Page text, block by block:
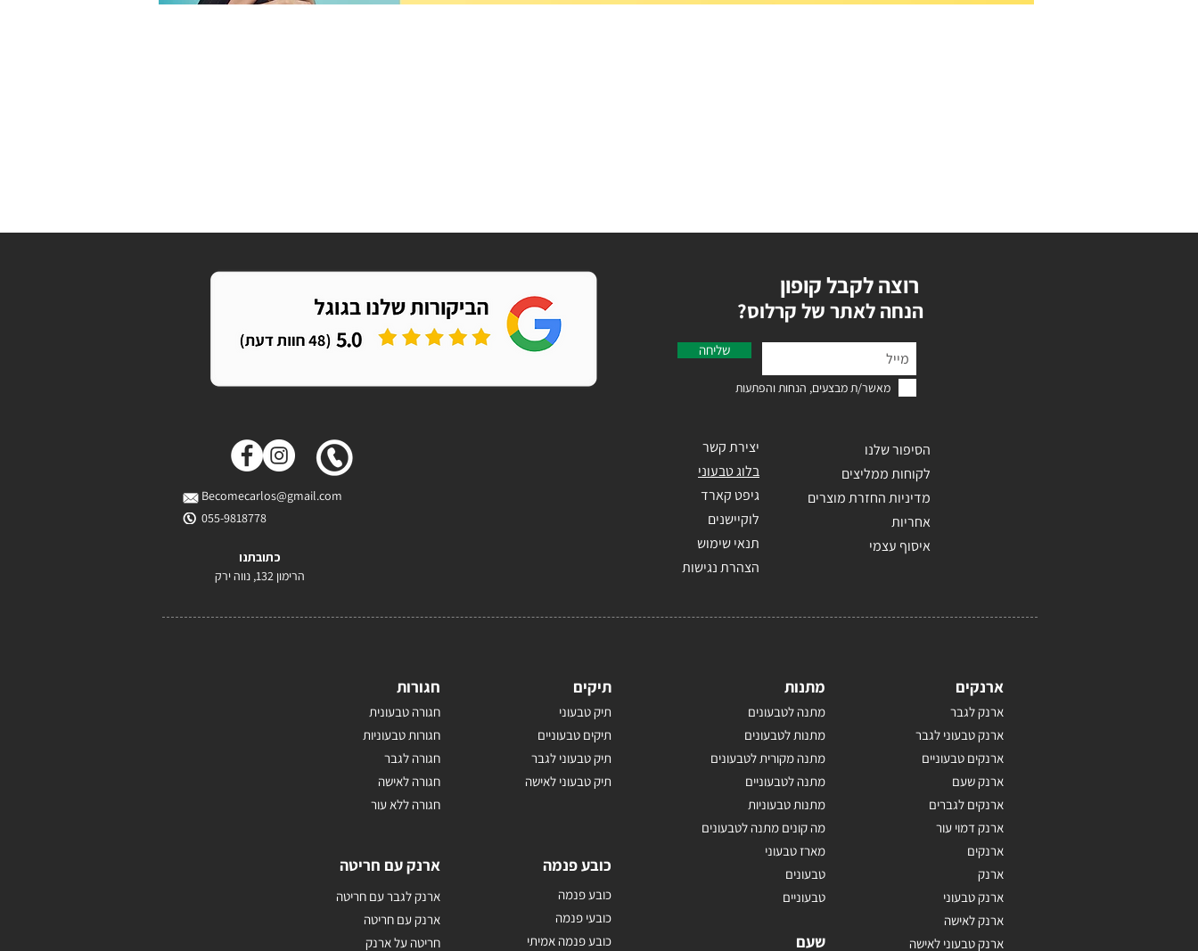
Becomecarlos@gmail.com
055-9818778
כתובתנו
הרימון 132, נווה ירק
רוצה לקבל קופון
?הנחה לאתר של קרלוס
שליחה
מאשר/ת מבצעים, הנחות והפתעות
יצירת קשר
בלוג טבעוני
גיפט קארד
לוקיישנים
תנאי שימוש
הצהרת נגישות
הסיפור שלנו
לקוחות ממליצים
מדיניות החזרת מוצרים
אחריות
איסוף עצמי
חגורות
חגורה טבעונית
חגורות טבעוניות
חגורה לגבר
חגורה לאישה
חגורה ללא עור
תיקים
תיק טבעוני
תיקים טבעוניים
תיק טבעוני לגבר
תיק טבעוני לאישה
ארנק עם חריטה
ארנק לגבר עם חריטה
ארנק עם חריטה
חריטה על ארנק
כובע פנמה
כובע פנמה
כובעי פנמה
כובע פנמה אמיתי
מתנות
מתנה לטבעונים
מתנות לטבעונים
מתנה מקורית לטבעונים
מתנה לטבעוניים
מתנות טבעוניות
מה קונים מתנה לטבעונים
מארז טבעוני
טבעונים
טבעוניים
שעם
ארנקים
ארנק לגבר
ארנק טבעוני לגבר
ארנקים טבעוניים
ארנק שעם
ארנקים לגברים
ארנק דמוי עור
ארנקים
ארנק
ארנק טבעוני
ארנק לאישה
ארנק טבעוני לאישה